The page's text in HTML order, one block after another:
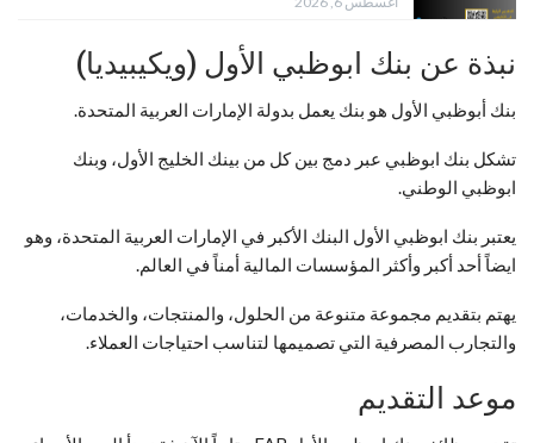
نبذة عن بنك ابوظبي الأول (ويكيبيديا)
بنك أبوظبي الأول هو بنك يعمل بدولة الإمارات العربية المتحدة.
تشكل بنك ابوظبي عبر دمج بين كل من بينك الخليج الأول، وبنك
ابوظبي الوطني.
يعتبر بنك ابوظبي الأول البنك الأكبر في الإمارات العربية المتحدة، وهو
ايضاً أحد أكبر وأكثر المؤسسات المالية أمناً في العالم.
يهتم بتقديم مجموعة متنوعة من الحلول، والمنتجات، والخدمات،
والتجارب المصرفية التي تصميمها لتناسب احتياجات العملاء.
موعد التقديم